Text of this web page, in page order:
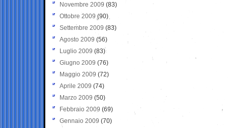
Novembre 2009 (83)
Ottobre 2009 (90)
Settembre 2009 (83)
Agosto 2009 (56)
Luglio 2009 (83)
Giugno 2009 (76)
Maggio 2009 (72)
Aprile 2009 (74)
Marzo 2009 (50)
Febbraio 2009 (69)
Gennaio 2009 (70)